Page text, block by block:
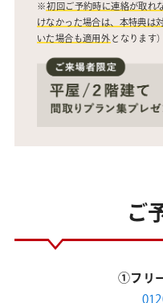
※ 初回ご予約時に連絡が取れ
けなかった場合は、本特典は
いた場合も適用外 となります）
ご
①フリ